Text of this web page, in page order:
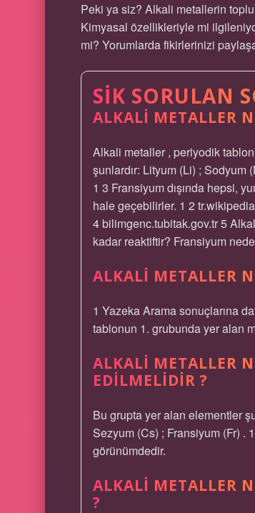
Peki ya siz? Alkali metallerin
Kimyasal özellikleriyle mi
mi? Yorumlarda fikirlerinizi
SIK SORULAN
ALKALI METALLER
Alkali metaller , periyodik
şunlardır: Lityum (Li) ; Sodyum
1 3 Fransiyum dışında hepsi,
hale geçebilirler. 1 2
4 bilimgenc.tubitak.gov.tr 5
kadar reaktiftir? Fransiyum
ALKALI METALLER
1 Yazeka Arama sonuçlarına
tablonun 1. grubunda yer alan
ALKALI METALLER
EDILMELIDIR ?
Bu grupta yer alan elementler
Sezyum (Cs) ; Fransiyum (Fr) .
görünümdedir.
ALKALI METALLER
?